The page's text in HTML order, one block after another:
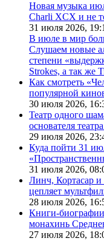
Новая музыка
Charli XCX и не
31 июля 2026,
В июле в мир
Слушаем новые
степени
Strokes, а так же
Как смотреть
популярной
30 июля 2026,
Театр одного
основателя
29 июля 2026,
Куда пойти 31
31 июля 2026,
Линч, Кортасар
цепляет
28 июля 2026,
Книги-
монахинь
27 июля 2026,